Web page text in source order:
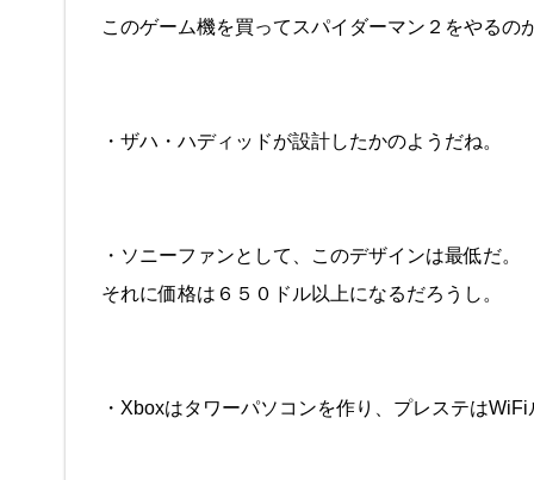
このゲーム機を買ってスパイダーマン２をやるの
・ザハ・ハディッドが設計したかのようだね。
・ソニーファンとして、このデザインは最低だ。
それに価格は６５０ドル以上になるだろうし。
・Xboxはタワーパソコンを作り、プレステは